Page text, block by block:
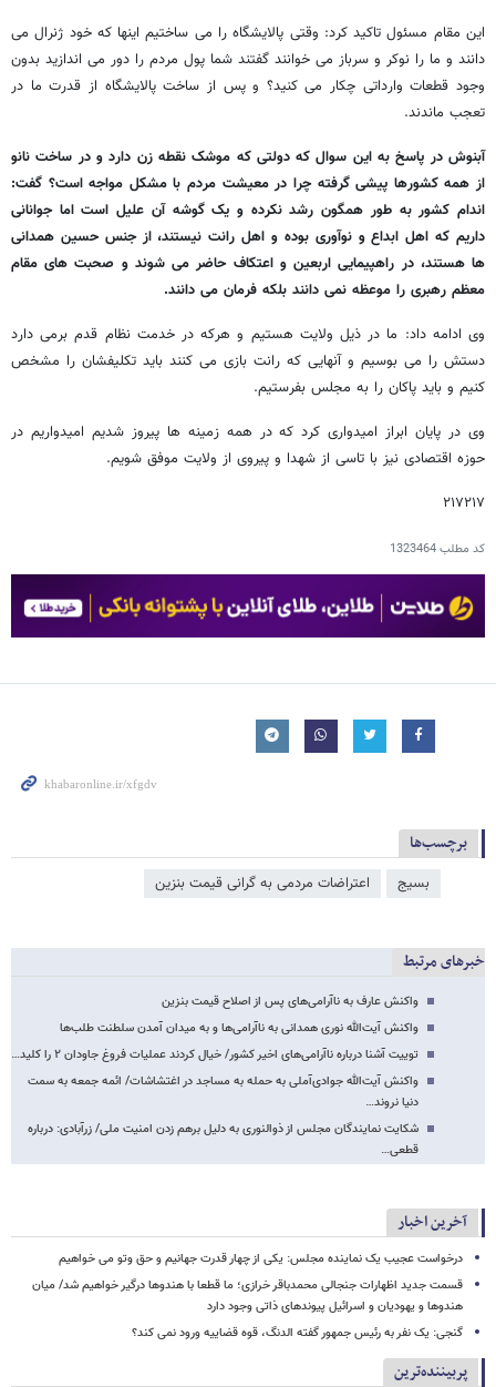
این مقام مسئول تاکید کرد: وقتی پالایشگاه را می ساختیم اینها که خود ژنرال می
دانند و ما را نوکر و سرباز می خوانند گفتند شما پول مردم را دور می اندازید بدون
وجود قطعات وارداتی چکار می کنید؟ و پس از ساخت پالایشگاه از قدرت ما در
تعجب ماندند.
آبنوش در پاسخ به این سوال که دولتی که موشک نقطه زن دارد و در ساخت نانو
از همه کشورها پیشی گرفته چرا در معیشت مردم با مشکل مواجه است؟ گفت:
اندام کشور به طور همگون رشد نکرده و یک گوشه آن علیل است اما جوانانی
داریم که اهل ابداع و نوآوری بوده و اهل رانت نیستند، از جنس حسین همدانی
ها هستند، در راهپیمایی اربعین و اعتکاف حاضر می شوند و صحبت های مقام
معظم رهبری را موعظه نمی دانند بلکه فرمان می دانند.
وی ادامه داد: ما در ذیل ولایت هستیم و هرکه در خدمت نظام قدم برمی دارد
دستش را می بوسیم و آنهایی که رانت بازی می کنند باید تکلیفشان را مشخص
کنیم و باید پاکان را به مجلس بفرستیم.
وی در پایان ابراز امیدواری کرد که در همه زمینه ها پیروز شدیم امیدواریم در
حوزه اقتصادی نیز با تاسی از شهدا و پیروی از ولایت موفق شویم.
۲۱۷۲۱۷
کد مطلب1323464
برچسب‌ها
بسیج اعتراضات مردمی به گرانی قیمت بنزین
خبرهای مرتبط
واکنش عارف به ناآرامی‌های پس از اصلاح قیمت بنزین
واکنش آیت‌الله نوری همدانی به ناآرامی‌ها و به میدان آمدن سلطنت طلب‌ها
توییت آشنا درباره ناآرامی‌های اخیر کشور/ خیال کردند عملیات فروغ جاودان ۲ را کلید…
واکنش آیت‌الله جوادی‌آملی به حمله به مساجد در اغتشاشات/ ائمه جمعه به سمت
دنیا نروند…
شکایت نمایندگان مجلس از ذوالنوری به دلیل برهم زدن امنیت ملی/ زرآبادی: درباره
قطعی…
آخرین اخبار
درخواست عجیب یک نماینده مجلس: یکی از چهار قدرت جهانیم و حق وتو می خواهیم
قسمت جدید اظهارات جنجالی محمدباقر خرازی؛ ما قطعا با هندوها درگیر خواهیم شد/ میان
هندوها و یهودیان و اسرائیل پیوندهای ذاتی وجود دارد
گنجی: یک نفر به رئیس جمهور گفته الدنگ، قوه قضاییه ورود نمی کند؟
پربیننده‌ترین